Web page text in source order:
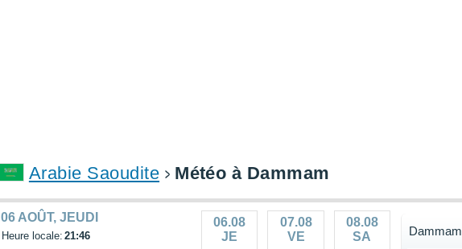
Arabie Saoudite Météo à Dammam
06 AOÛT, JEUDI
Heure locale: 21:46
06.08
JE
07.08
VE
08.08
SA
Dammam